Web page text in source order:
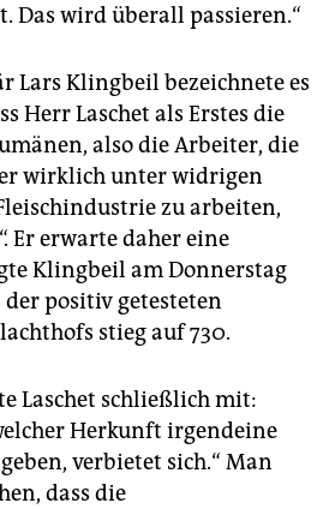
Das wird überall passieren.“
Lars Klingbeil bezeichnete es
Herr Laschet als Erstes die
also die Arbeiter, die
wirklich unter widrigen
zu arbeiten,
Er erwarte daher eine
Klingbeil am Donnerstag
der positiv getesteten
stieg auf 730.
Laschet schließlich mit:
Herkunft irgendeine
verbietet sich.“ Man
dass die